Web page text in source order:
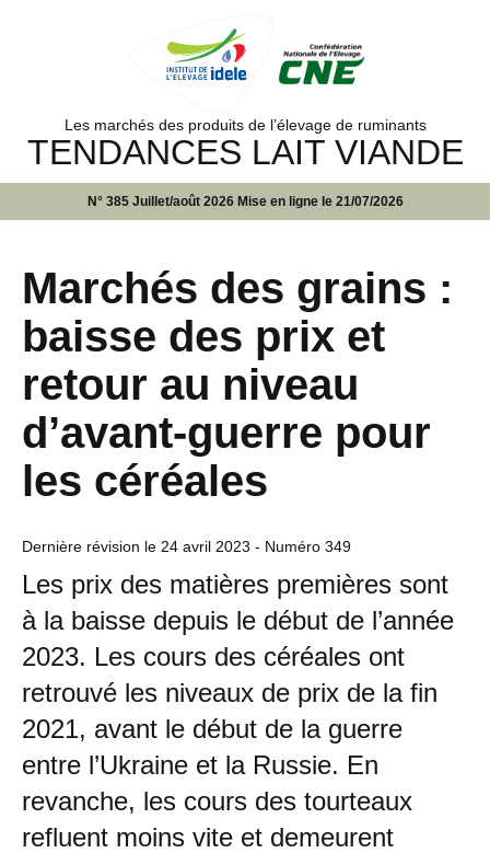
Les marchés des produits de l’élevage de ruminants
TENDANCES LAIT VIANDE
N° 385 Juillet/août 2026 Mise en ligne le 21/07/2026
Marchés des grains :
baisse des prix et
retour au niveau
d’avant-guerre pour
les céréales
Dernière révision le 24 avril 2023 - Numéro 349
Les prix des matières premières sont
à la baisse depuis le début de l’année
2023. Les cours des céréales ont
retrouvé les niveaux de prix de la fin
2021, avant le début de la guerre
entre l’Ukraine et la Russie. En
revanche, les cours des tourteaux
refluent moins vite et demeurent